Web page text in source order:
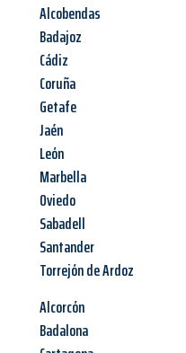
Alcobendas
Badajoz
Cádiz
Coruña
Getafe
Jaén
León
Marbella
Oviedo
Sabadell
Santander
Torrejón de Ardoz
Alcorcón
Badalona